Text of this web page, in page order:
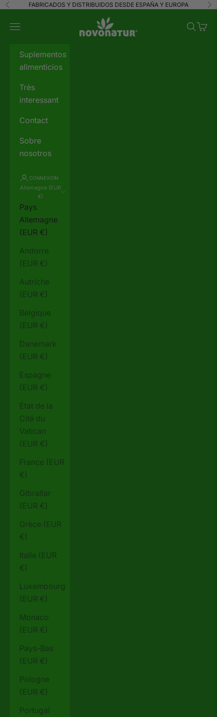
Passer au contenu
PrécédentFABRICADOS Y DISTRIBUIDOS DESDE ESPAÑA Y EUROPA
novonatur
Menu
Suplementos
alimenticios
Très
interessant
Contact
Sobre
nosotros
CONNEXION
Allemagne (EUR
€)
Pays
Allemagne
(EUR €)
Andorre
(EUR €)
Autriche
(EUR €)
Belgique
(EUR €)
Danemark
(EUR €)
Espagne
(EUR €)
État de la
Cité du
Vatican
(EUR €)
France (EUR
€)
Gibraltar
(EUR €)
Grèce (EUR
€)
Italie (EUR
€)
Luxembourg
(EUR €)
Monaco
(EUR €)
Pays-Bas
(EUR €)
Pologne
(EUR €)
Portugal